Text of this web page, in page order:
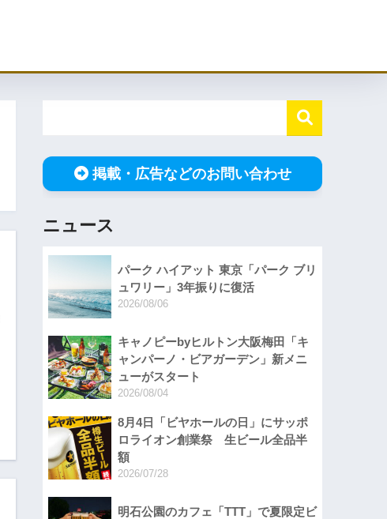
掲載・広告などのお問い合わせ
ニュース
パーク ハイアット 東京「パーク ブリ
ュワリー」3年振りに復活
2026/08/06
キャノピーbyヒルトン大阪梅田「キ
ャンパーノ・ビアガーデン」新メニ
ューがスタート
2026/08/04
8月4日「ビヤホールの日」にサッポ
ロライオン創業祭 生ビール全品半
額
2026/07/28
明石公園のカフェ「TTT」で夏限定ビ